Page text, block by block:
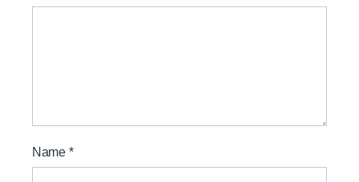
Name *